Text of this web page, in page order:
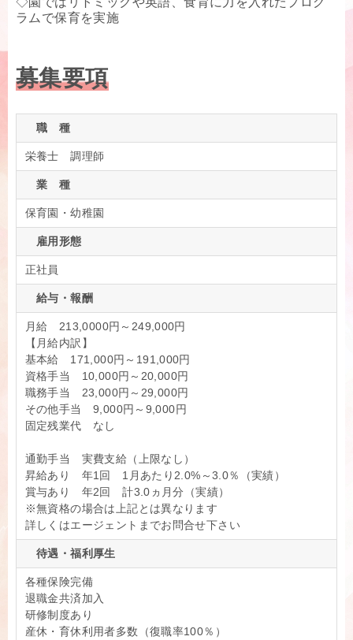
ラムで保育を実施
募集要項
職 種
栄養士 調理師
業 種
保育園・幼稚園
雇用形態
正社員
給与・報酬
月給 213,0000円～249,000円
【月給内訳】
基本給 171,000円～191,000円
資格手当 10,000円～20,000円
職務手当 23,000円～29,000円
その他手当 9,000円～9,000円
固定残業代 なし
通勤手当 実費支給（上限なし）
昇給あり 年1回 1月あたり2.0%～3.0％（実績）
賞与あり 年2回 計3.0ヵ月分（実績）
※無資格の場合は上記とは異なります
詳しくはエージェントまでお問合せ下さい
待遇・福利厚生
各種保険完備
退職金共済加入
研修制度あり
産休・育休利用者多数（復職率100％）